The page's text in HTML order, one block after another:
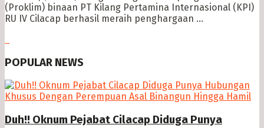
(Proklim) binaan PT Kilang Pertamina Internasional (KPI)
RU IV Cilacap berhasil meraih penghargaan ...
POPULAR NEWS
Duh!! Oknum Pejabat Cilacap Diduga Punya